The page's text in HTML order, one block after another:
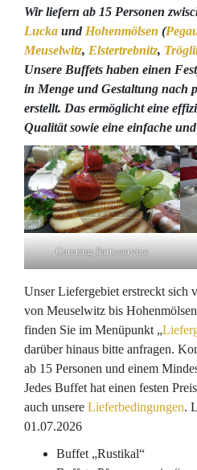
Wir liefern ab 15 Personen
Lucka und Hohenmölsen (
Meuselwitz, Elstertrebnitz,
Unsere Buffets haben einen
in Menge und Gestaltung nach
erstellt. Das ermöglicht eine
Qualität sowie eine einfache
Catering Partyservice
Unser Liefergebiet erstreckt sich
von Meuselwitz bis
finden Sie im Menüpunkt „
darüber hinaus bitte anfragen.
ab 15 Personen und einem
Jedes Buffet hat einen festen
auch unsere Lieferbedingungen.
01.07.2026
Buffet „Rustikal“